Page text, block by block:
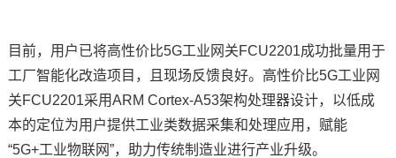
目前，用户已将高性价比5G工业网关FCU2201成功批量用于
工厂智能化改造项目，且现场反馈良好。高性价比5G工业网
关FCU2201采用ARM Cortex-A53架构处理器设计，以低成
本的定位为用户提供工业类数据采集和处理应用，赋能
“5G+工业物联网”，助力传统制造业进行产业升级。